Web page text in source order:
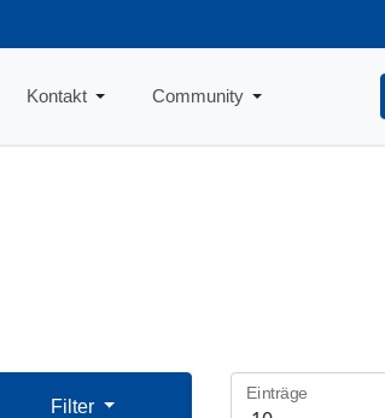
Kontakt Community
Filter
Einträge